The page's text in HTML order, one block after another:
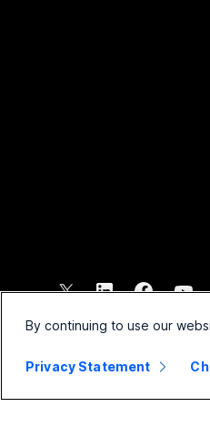
2026 Cisco ja/tai sen
By continuing to use our
Privacy Statement